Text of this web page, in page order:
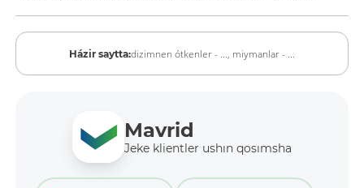
Házir saytta:dizimnen ótkenler - ..., miymanlar - ...
Mavrid
Jeke klientler ushın qosımsha